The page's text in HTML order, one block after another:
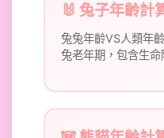
🐰 兔子年齡計
兔兔年齡VS人類年
兔老年期，包含生命